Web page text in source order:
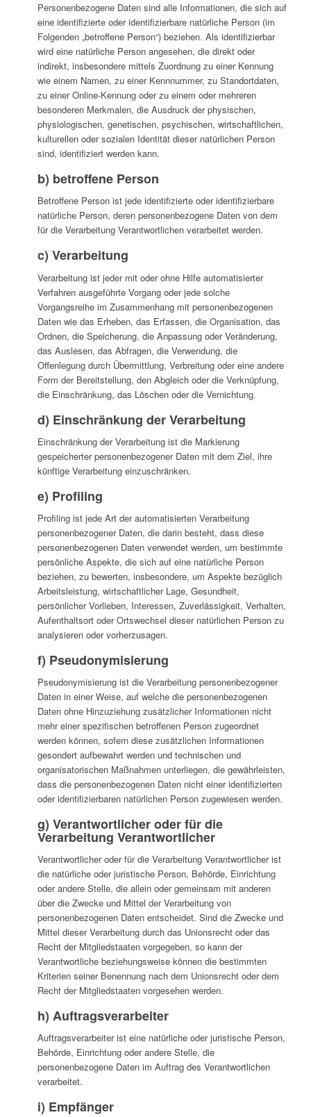
Personenbezogene Daten sind alle Informationen, die sich auf
eine identifizierte oder identifizierbare natürliche Person (im
Folgenden „betroffene Person“) beziehen. Als identifizierbar
wird eine natürliche Person angesehen, die direkt oder
indirekt, insbesondere mittels Zuordnung zu einer Kennung
wie einem Namen, zu einer Kennnummer, zu Standortdaten,
zu einer Online-Kennung oder zu einem oder mehreren
besonderen Merkmalen, die Ausdruck der physischen,
physiologischen, genetischen, psychischen, wirtschaftlichen,
kulturellen oder sozialen Identität dieser natürlichen Person
sind, identifiziert werden kann.
b) betroffene Person
Betroffene Person ist jede identifizierte oder identifizierbare
natürliche Person, deren personenbezogene Daten von dem
für die Verarbeitung Verantwortlichen verarbeitet werden.
c) Verarbeitung
Verarbeitung ist jeder mit oder ohne Hilfe automatisierter
Verfahren ausgeführte Vorgang oder jede solche
Vorgangsreihe im Zusammenhang mit personenbezogenen
Daten wie das Erheben, das Erfassen, die Organisation, das
Ordnen, die Speicherung, die Anpassung oder Veränderung,
das Auslesen, das Abfragen, die Verwendung, die
Offenlegung durch Übermittlung, Verbreitung oder eine andere
Form der Bereitstellung, den Abgleich oder die Verknüpfung,
die Einschränkung, das Löschen oder die Vernichtung.
d) Einschränkung der Verarbeitung
Einschränkung der Verarbeitung ist die Markierung
gespeicherter personenbezogener Daten mit dem Ziel, ihre
künftige Verarbeitung einzuschränken.
e) Profiling
Profiling ist jede Art der automatisierten Verarbeitung
personenbezogener Daten, die darin besteht, dass diese
personenbezogenen Daten verwendet werden, um bestimmte
persönliche Aspekte, die sich auf eine natürliche Person
beziehen, zu bewerten, insbesondere, um Aspekte bezüglich
Arbeitsleistung, wirtschaftlicher Lage, Gesundheit,
persönlicher Vorlieben, Interessen, Zuverlässigkeit, Verhalten,
Aufenthaltsort oder Ortswechsel dieser natürlichen Person zu
analysieren oder vorherzusagen.
f) Pseudonymisierung
Pseudonymisierung ist die Verarbeitung personenbezogener
Daten in einer Weise, auf welche die personenbezogenen
Daten ohne Hinzuziehung zusätzlicher Informationen nicht
mehr einer spezifischen betroffenen Person zugeordnet
werden können, sofern diese zusätzlichen Informationen
gesondert aufbewahrt werden und technischen und
organisatorischen Maßnahmen unterliegen, die gewährleisten,
dass die personenbezogenen Daten nicht einer identifizierten
oder identifizierbaren natürlichen Person zugewiesen werden.
g) Verantwortlicher oder für die
Verarbeitung Verantwortlicher
Verantwortlicher oder für die Verarbeitung Verantwortlicher ist
die natürliche oder juristische Person, Behörde, Einrichtung
oder andere Stelle, die allein oder gemeinsam mit anderen
über die Zwecke und Mittel der Verarbeitung von
personenbezogenen Daten entscheidet. Sind die Zwecke und
Mittel dieser Verarbeitung durch das Unionsrecht oder das
Recht der Mitgliedstaaten vorgegeben, so kann der
Verantwortliche beziehungsweise können die bestimmten
Kriterien seiner Benennung nach dem Unionsrecht oder dem
Recht der Mitgliedstaaten vorgesehen werden.
h) Auftragsverarbeiter
Auftragsverarbeiter ist eine natürliche oder juristische Person,
Behörde, Einrichtung oder andere Stelle, die
personenbezogene Daten im Auftrag des Verantwortlichen
verarbeitet.
i) Empfänger